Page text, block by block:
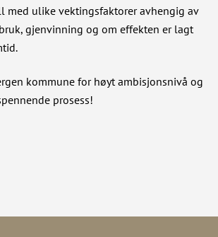
med ulike vektingsfaktorer avhengig av
gjenvinning og om effekten er lagt
kommune for høyt ambisjonsnivå og
prosess!